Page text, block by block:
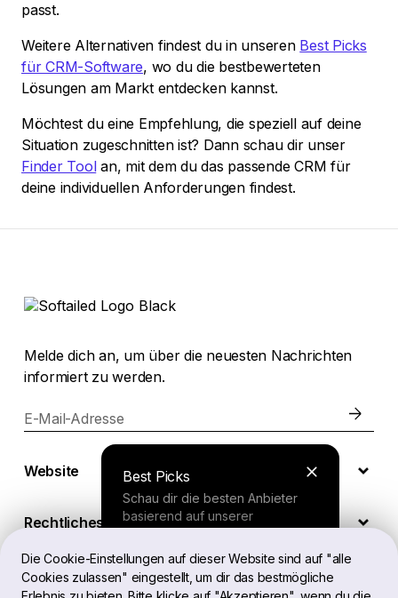
Die Cookie-Einstellungen auf dieser Website sind auf "alle
Cookies zulassen" eingestellt, um dir das bestmögliche
passt.
Weitere Alternativen findest du in unseren Best Picks
für CRM-Software, wo du die bestbewerteten
Lösungen am Markt entdecken kannst.
Möchtest du eine Empfehlung, die speziell auf deine
Situation zugeschnitten ist? Dann schau dir unser
Finder Toolan, mit dem du das passende CRM für
deine individuellen Anforderungen findest.
Best Picks
Schau dir die besten Anbieter
basierend auf unserer
Melde dich an, um über die neuesten Nachrichten
informiert zu werden.
E-Mail-Adresse
Website
Rechtliches
DE